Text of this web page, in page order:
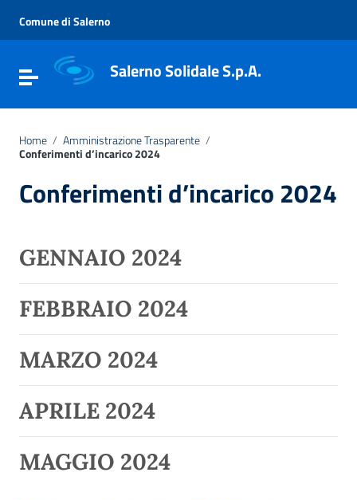
Vai al menu di navigazione
Vai al footer
Comune di Salerno
Attiva / disattiva la navigazione
Salerno Solidale S.p.A.
Home / Amministrazione Trasparente /
Conferimenti d’incarico 2024
Conferimenti d’incarico 2024
GENNAIO 2024
FEBBRAIO 2024
MARZO 2024
APRILE 2024
MAGGIO 2024